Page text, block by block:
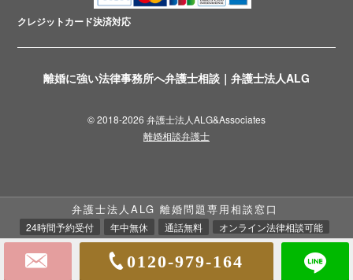
離婚に強い法律事務所へ弁護士相談｜弁護士法人ALG
クレジットカード決済対応
© 2018-2026 弁護士法人ALG&Associates
離婚相談弁護士
弁護士法人ALG 離婚問題専用相談窓口
24時間予約受付 年中無休 通話無料 オンライン法律相談可能
0120-979-164